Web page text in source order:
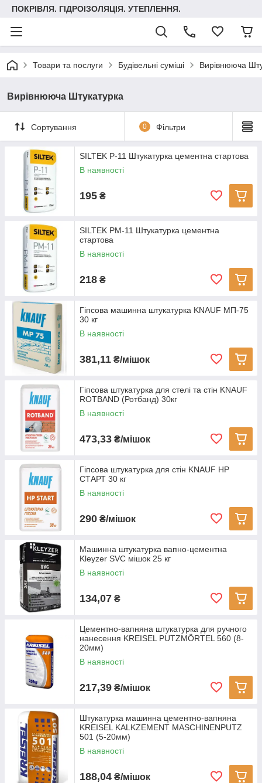
ПОКРІВЛЯ. ГІДРОІЗОЛЯЦІЯ. УТЕПЛЕННЯ.
Товари та послуги Будівельні суміші Вирівнююча
Вирівнююча Штукатурка
Сортування 0 Фільтри
SILTEK Р-11 Штукатурка цементна стартова
В наявності
195 ₴
SILTEK РМ-11 Штукатурка цементна
стартова
В наявності
218 ₴
Гіпсова машинна штукатурка KNAUF МП-75
30 кг
В наявності
381,11 ₴/мішок
Гіпсова штукатурка для стелі та стін KNAUF
ROTBAND (Ротбанд) 30кг
В наявності
473,33 ₴/мішок
Гіпсова штукатурка для стін KNAUF НР
СТАРТ 30 кг
В наявності
290 ₴/мішок
Машинна штукатурка вапно-цементна
Kleyzer SVC мішок 25 кг
В наявності
134,07 ₴
Цементно-вапняна штукатурка для ручного
нанесення KREISEL PUTZMÖRTEL 560 (8-
20мм)
В наявності
217,39 ₴/мішок
Штукатурка машинна цементно-вапняна
KREISEL KALKZEMENT MASCHINENPUTZ
501 (5-20мм)
В наявності
188,04 ₴/мішок